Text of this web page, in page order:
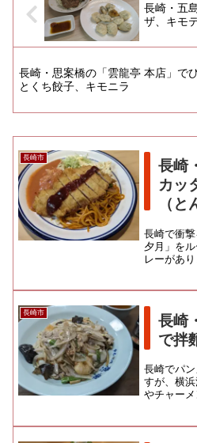
長崎・五
ザ、キモ
長崎・思案橋の「雲龍亭 本店」で
とくち餃子、キモニラ
長崎市
長崎
カッ
（と
長崎で衝
夕月」を
レーがあ
された名
長崎市
長崎
で拌
長崎でパ
すが、横
やチャー
ストリー
じゃない